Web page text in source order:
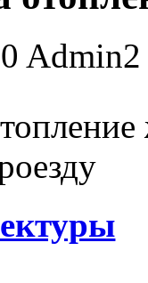
Admin2